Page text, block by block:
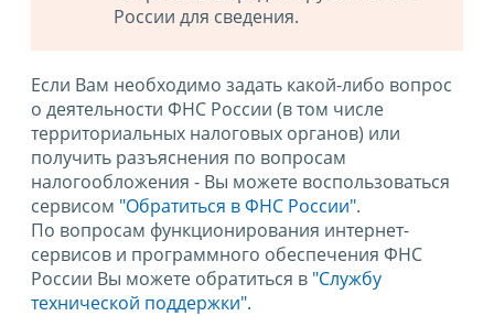
России для сведения.
Если Вам необходимо задать какой-либо вопрос
о деятельности ФНС России (в том числе
территориальных налоговых органов) или
получить разъяснения по вопросам
налогообложения - Вы можете воспользоваться
сервисом "Обратиться в ФНС России".
По вопросам функционирования интернет-
сервисов и программного обеспечения ФНС
России Вы можете обратиться в "Службу
технической поддержки".